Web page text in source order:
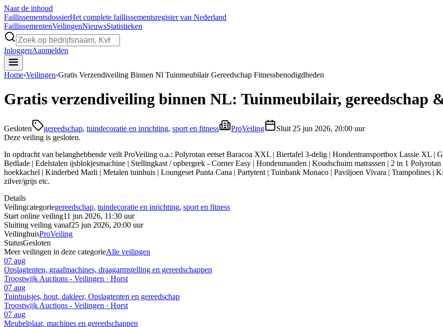
Naar de inhoud
FaillissementsdossierHet complete faillissementsregister van Nederland
FaillissementenVeilingenNieuwsStatistieken
InloggenAanmelden
Home›Veilingen›Gratis Verzendiveiling Binnen Nl Tuinmeubilair Gereedschap Fitnessbenodigdheden
Gratis verzendiveiling binnen NL: Tuinmeubilair, gereedschap
Gesloten gereedschap, tuindecoratie en inrichting, sport en fitness ProVeiling Sluit 25 jun 2026, 20:00 uur
Deze veiling is gesloten.
In opdracht van belanghebbende veilt ProVeiling o.a.: Polyrotan eetset Baracoa XXL | Biertafel 3-delig | Hondentransportbox Lassie XL
Bedlade | Edelstalen ijsblokjesmachine | Stellingkast / opbergrek - Corner Easy | Hondenmanden | Koudschuim matrassen | 2 in 1
hoekkachel | Kinderbed Marli | Metalen tuinhuis | Loungeset Punta Cana | Partytent | Tuinbank Monaco | Paviljoen Vivara | Trampolines |
zilver/grijs etc.
Details
Veilingcategoriegereedschap, tuindecoratie en inrichting, sport en fitness
Start online veiling11 jun 2026, 11:30 uur
Sluiting veiling vanaf25 jun 2026, 20:00 uur
VeilinghuisProVeiling
StatusGesloten
Meer veilingen in deze categorieAlle veilingen
07 aug
Opslagtenten, graafmachines, draagarmstelling en gereedschappen
Troostwijk Auctions - Veilingen · Horst
07 aug
Tuinhuisjes, hout, dakleer, Opslagtenten en gereedschap
Troostwijk Auctions - Veilingen · Horst
07 aug
Meubelplaat, machines en gereedschappen